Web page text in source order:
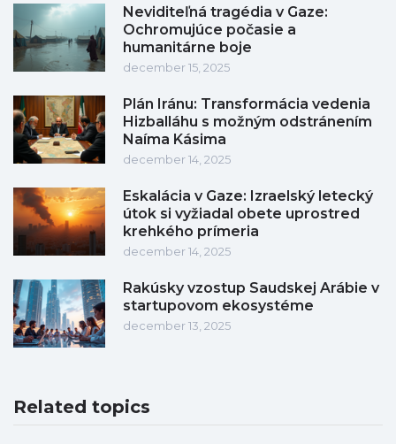
Neviditeľná tragédia v Gaze:
Ochromujúce počasie a
humanitárne boje
december 15, 2025
Plán Iránu: Transformácia vedenia
Hizballáhu s možným odstránením
Naíma Kásima
december 14, 2025
Eskalácia v Gaze: Izraelský letecký
útok si vyžiadal obete uprostred
krehkého prímeria
december 14, 2025
Rakúsky vzostup Saudskej Arábie v
startupovom ekosystéme
december 13, 2025
Related topics